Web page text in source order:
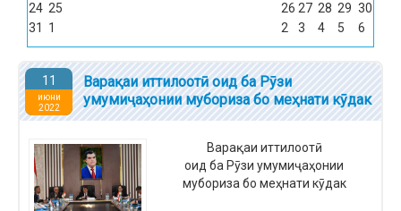
24 25 26 27 28 29 30
31
1 2 3 4 5 6
11
июни
2022
Варақаи иттилоотӣ оид ба Рӯзи
умумиҷаҳонии мубориза бо меҳнати кӯдак
Варақаи иттилоотӣ
оид ба Рӯзи умумиҷаҳонии
мубориза бо меҳнати кӯдак